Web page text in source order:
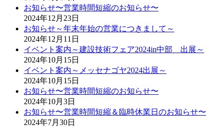
お知らせ〜営業時間短縮のお知らせ〜
2024年12月23日
お知らせ～年末年始の営業につきまして～
2024年12月11日
イベント案内～建設技術フェア2024in中部 出展～
2024年10月15日
イベント案内～メッセナゴヤ2024出展～
2024年10月15日
お知らせ〜営業時間短縮のお知らせ〜
2024年10月3日
お知らせ〜営業時間短縮＆臨時休業日のお知らせ〜
2024年7月30日